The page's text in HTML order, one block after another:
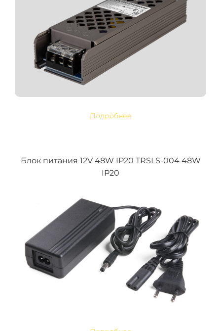
Подробнее
Блок питания 12V 48W IP20 TRSLS-004 48W
IP20